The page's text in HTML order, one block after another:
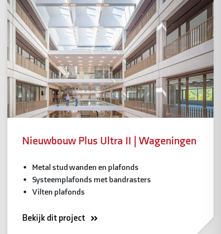
Nieuwbouw Plus Ultra II | Wageningen
Metal stud wanden en plafonds
Systeemplafonds met bandrasters
Vilten plafonds
Bekijk dit project